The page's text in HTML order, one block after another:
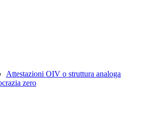
Attestazioni OIV o struttura analoga
zero